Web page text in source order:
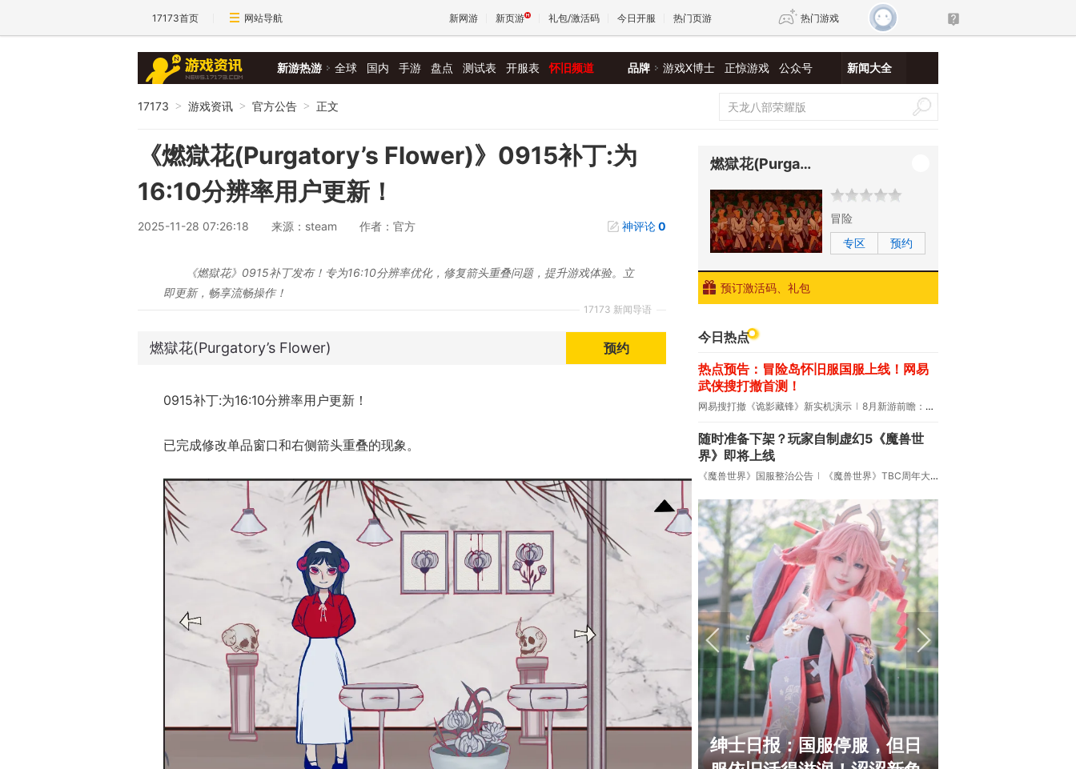
17173首页 网站导航 新网游 新页游 礼包/激活码 今日开服 热门页游 热门游戏
王权与自由 诛仙世界 新仙侠5
新游热游 全球 国内 手游 盘点 测试表 开服表 怀旧频道 品牌 游戏X博士 正惊游戏 公众号 新闻大全
17173 > 游戏资讯 > 官方公告 > 正文
《燃獄花(Purgatory’s Flower)》0915补丁:为
16:10分辨率用户更新！
2025-11-28 07:26:18 来源：steam 作者：官方 神评论0
17173 新闻导语
《燃獄花》0915补丁发布！专为16:10分辨率优化，修复箭头重叠问题，提升游戏体验。立
即更新，畅享流畅操作！
燃獄花(Purgatory’s Flower) 预约
0915补丁:为16:10分辨率用户更新！
已完成修改单品窗口和右侧箭头重叠的现象。
燃獄花(Purgatory’s Flower)
冒险
专区
预约
预订激活码、礼包
今日热点
热点预告：冒险岛怀旧服国服上线！网易
武侠搜打撤首测！
网易搜打撤《诡影藏锋》新实机演示 8月新游前瞻：《诡秘之主》领衔
随时准备下架？玩家自制虚幻5《魔兽世
界》即将上线
《魔兽世界》国服整治公告 《魔兽世界》TBC周年大更：双经典团本回归！
ChinaJoy小姐姐精选：绝
一看吓一跳：雷死人不偿命
绅士日报：国服停服，但日